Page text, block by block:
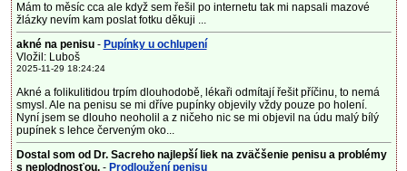
Mám to měsíc cca ale když sem řešil po internetu tak mi napsali mazové
žlázky nevím kam poslat fotku děkuji ...
akné na penisu- Pupínky u ochlupení
Vložil: Luboš
2025-11-29 18:24:24
Akné a folikulitidou trpím dlouhodobě, lékaři odmítají řešit příčinu, to nemá
smysl. Ale na penisu se mi dříve pupínky objevily vždy pouze po holení.
Nyní jsem se dlouho neoholil a z ničeho nic se mi objevil na údu malý bílý
pupínek s lehce červeným oko...
Dostal som od Dr. Sacreho najlepší liek na zväčšenie penisu a problémy
s neplodnosťou.- Prodloužení penisu